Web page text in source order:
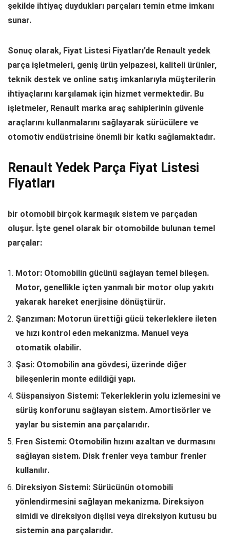
şekilde ihtiyaç duydukları parçaları temin etme imkanı
sunar.
Sonuç olarak, Fiyat Listesi Fiyatları’de Renault yedek
parça işletmeleri, geniş ürün yelpazesi, kaliteli ürünler,
teknik destek ve online satış imkanlarıyla müşterilerin
ihtiyaçlarını karşılamak için hizmet vermektedir. Bu
işletmeler, Renault marka araç sahiplerinin güvenle
araçlarını kullanmalarını sağlayarak sürücülere ve
otomotiv endüstrisine önemli bir katkı sağlamaktadır.
Renault Yedek Parça Fiyat Listesi
Fiyatları
bir otomobil birçok karmaşık sistem ve parçadan
oluşur. İşte genel olarak bir otomobilde bulunan temel
parçalar:
Motor: Otomobilin gücünü sağlayan temel bileşen.
Motor, genellikle içten yanmalı bir motor olup yakıtı
yakarak hareket enerjisine dönüştürür.
Şanzıman: Motorun ürettiği gücü tekerleklere ileten
ve hızı kontrol eden mekanizma. Manuel veya
otomatik olabilir.
Şasi: Otomobilin ana gövdesi, üzerinde diğer
bileşenlerin monte edildiği yapı.
Süspansiyon Sistemi: Tekerleklerin yolu izlemesini ve
sürüş konforunu sağlayan sistem. Amortisörler ve
yaylar bu sistemin ana parçalarıdır.
Fren Sistemi: Otomobilin hızını azaltan ve durmasını
sağlayan sistem. Disk frenler veya tambur frenler
kullanılır.
Direksiyon Sistemi: Sürücünün otomobili
yönlendirmesini sağlayan mekanizma. Direksiyon
simidi ve direksiyon dişlisi veya direksiyon kutusu bu
sistemin ana parçalarıdır.